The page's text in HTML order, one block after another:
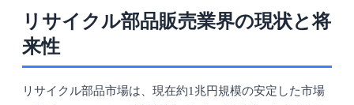
リサイクル部品販売業界の現状と将
来性
リサイクル部品市場は、現在約1兆円規模の安定した市場